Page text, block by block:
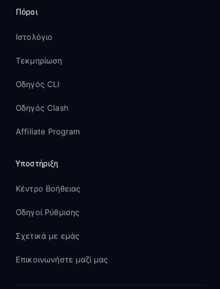
Πόροι
Ιστολόγιο
Τεκμηρίωση
Οδηγός CLI
Οδηγός Clash
Affiliate Program
Υποστήριξη
Κέντρο Βοήθειας
Οδηγοί Ρύθμισης
Σχετικά με εμάς
Επικοινωνήστε μαζί μας